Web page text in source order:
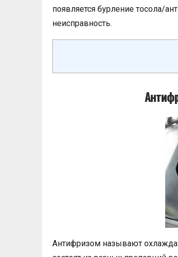
появляется бурление тосола/
неисправность.
Антифризом называют